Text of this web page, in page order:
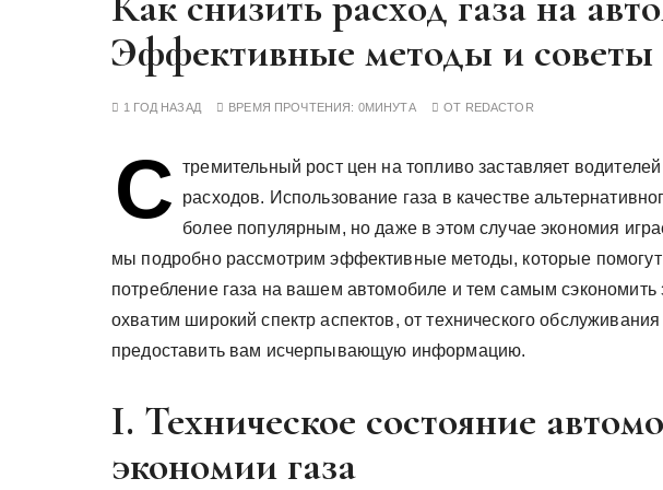
Эффективные методы и советы
1 ГОД НАЗАД ВРЕМЯ ПРОЧТЕНИЯ: 0МИНУТА ОТ REDACTOR
С тремительный рост цен на топливо заставляет
расходов. Использование газа в качестве
более популярным, но даже в этом случае экономия
мы подробно рассмотрим эффективные методы, которые
потребление газа на вашем автомобиле и тем самым
охватим широкий спектр аспектов, от технического
предоставить вам исчерпывающую информацию.
I. Техническое состояние
экономии газа